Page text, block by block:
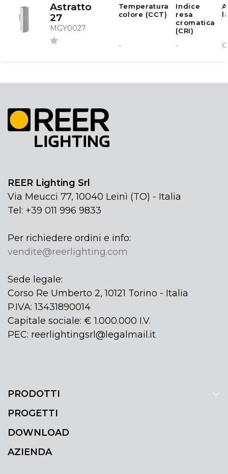
Astratto
27
MGY0027
Temperatura
colore (CCT)
Indice
resa
cromatica
(CRI)
- -
REER Lighting Srl
Via Meucci 77, 10040 Leinì (TO) - Italia
Tel: +39 011 996 9833
Per richiedere ordini e info:
vendite@reerlighting.com
Sede legale:
Corso Re Umberto 2, 10121 Torino - Italia
P.IVA: 13431890014
Capitale sociale: € 1.000.000 I.V.
PEC: reerlightingsrl@legalmail.it
PRODOTTI
PROGETTI
DOWNLOAD
AZIENDA